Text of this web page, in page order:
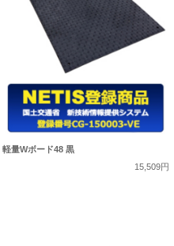
軽量Wボード48 黒
15,509円